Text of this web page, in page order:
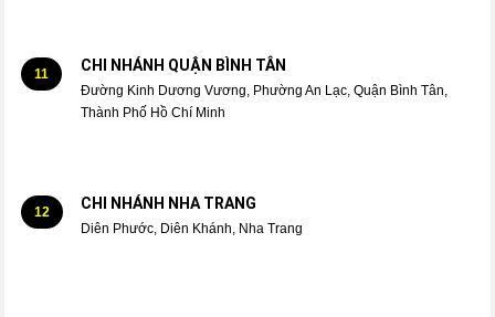
11 CHI NHÁNH QUẬN BÌNH TÂN
Đường Kinh Dương Vương, Phường An Lạc, Quận Bình Tân,
Thành Phố Hồ Chí Minh
12 CHI NHÁNH NHA TRANG
Diên Phước, Diên Khánh, Nha Trang